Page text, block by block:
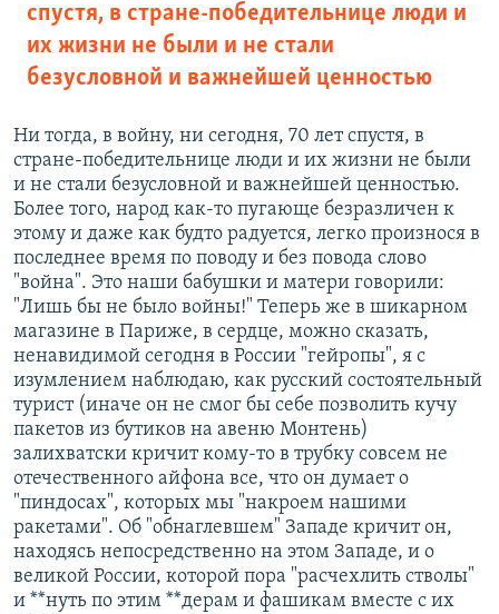
спустя, в стране-победительнице люди и
их жизни не были и не стали
безусловной и важнейшей ценностью
Ни тогда, в войну, ни сегодня, 70 лет спустя, в
стране-победительнице люди и их жизни не были
и не стали безусловной и важнейшей ценностью.
Более того, народ как-то пугающе безразличен к
этому и даже как будто радуется, легко произнося в
последнее время по поводу и без повода слово
"война". Это наши бабушки и матери говорили:
"Лишь бы не было войны!" Теперь же в шикарном
магазине в Париже, в сердце, можно сказать,
ненавидимой сегодня в России "гейропы", я с
изумлением наблюдаю, как русский состоятельный
турист (иначе он не смог бы себе позволить кучу
пакетов из бутиков на авеню Монтень)
залихватски кричит кому-то в трубку совсем не
отечественного айфона все, что он думает о
"пиндосах", которых мы "накроем нашими
ракетами". Об "обнаглевшем" Западе кричит он,
находясь непосредственно на этом Западе, и о
великой России, которой пора "расчехлить стволы"
и **нуть по этим **дерам и фашикам вместе с их